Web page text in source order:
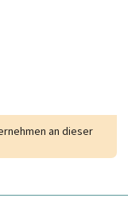
an dieser